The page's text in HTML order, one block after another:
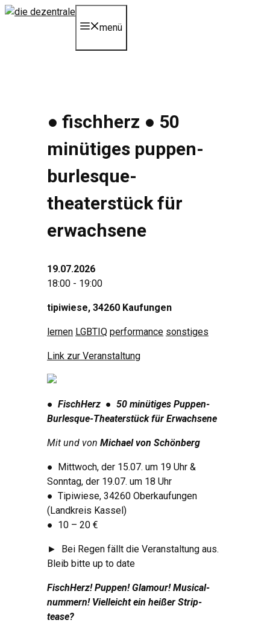
Zum
menü
● fischherz ● 50
minütiges puppen-
burlesque-
theaterstück für
erwachsene
19.07.2026
18:00 - 19:00
tipiwiese, 34260 Kaufungen
lernen LGBTIQ performance sonstiges
Link zur Veranstaltung
● FischHerz ● 50 minütiges Puppen-
Burlesque-Theaterstück für Erwachsene
Mit und von Michael von Schönberg
● Mittwoch, der 15.07. um 19 Uhr &
Sonntag, der 19.07. um 18 Uhr
● Tipiwiese, 34260 Oberkaufungen
(Landkreis Kassel)
● 10 – 20 €
►
Bei Regen fällt die Veranstaltung aus.
Bleib bitte up to date
FischHerz! Puppen! Glamour! Musical­
nummern! Vielleicht ein heißer Strip­
tease?